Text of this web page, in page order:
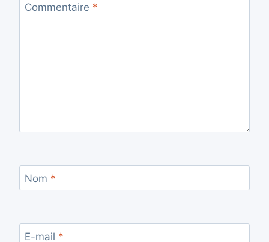
Commentaire *
Nom *
E-mail *